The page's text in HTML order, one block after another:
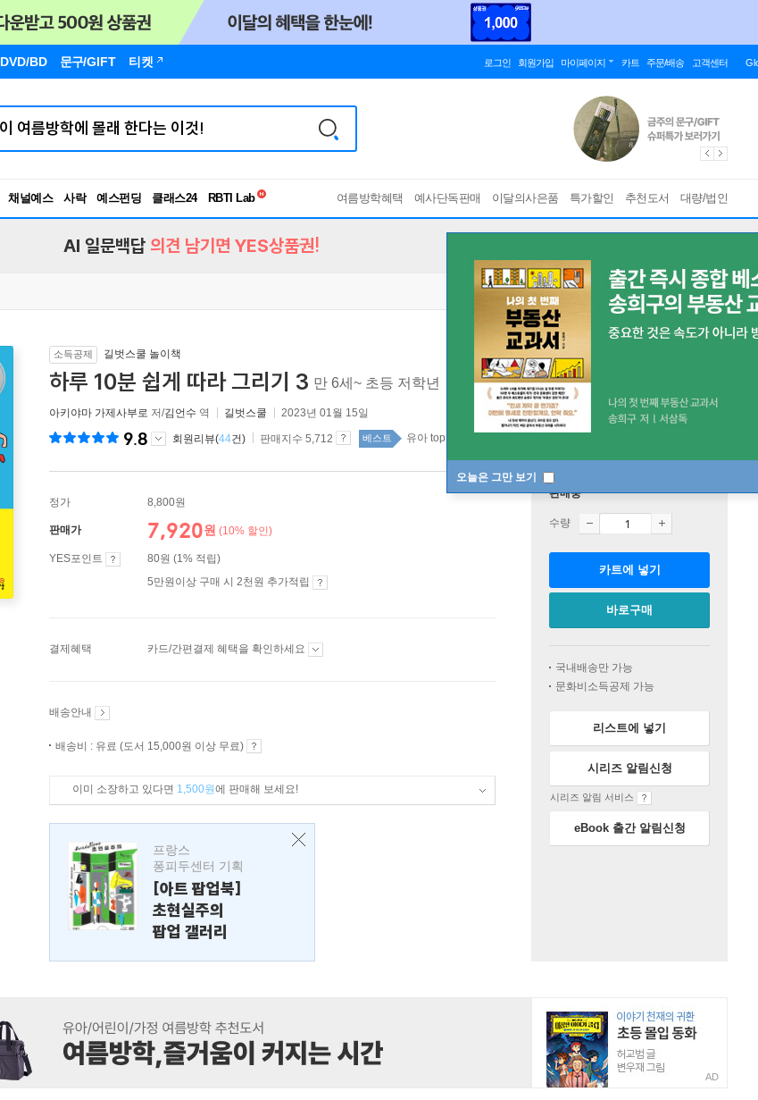
DVD/BD 문구/GIFT 티켓 로그인 회원가입 마이페이지 카트 주문/배송 고객센터
채널예스 사락 예스펀딩 클래스24
RBTI Lab
독서유형검사
여름방학혜택 예사단독판매 이달의사은품 특가할인 추천도서 대량/법인
오늘은 그만 보기
AI 일문백답 의견 남기면 YES상품권!
소득공제 길벗스쿨 놀이책
하루 10분 쉽게 따라 그리기 3 만 6세~ 초등 저학년
아키야마 가제사부로 저/김언수 역 길벗스쿨 2023년 01월 15일
9.8 회원리뷰(44건) 판매지수 5,712 베스트 유아 top100 2주
정가 8,800원
판매가 7,920원 (10% 할인)
YES포인트
80원 (1% 적립)
5만원이상 구매 시 2천원 추가적립
결제혜택 카드/간편결제 혜택을 확인하세요
배송안내
배송비 : 유료 (도서 15,000원 이상 무료)
이미 소장하고 있다면 1,500원에 판매해 보세요!
프랑스
퐁피두센터 기획
[아트 팝업북]
초현실주의
팝업 갤러리
판매중
수량
카트에 넣기
바로구매
국내배송만 가능
문화비소득공제 가능
리스트에 넣기
시리즈 알림신청
시리즈 알림 서비스
eBook 출간 알림신청
AD